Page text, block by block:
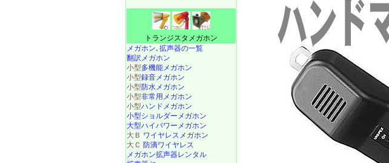
トランジスタメガホン
メガホン､拡声器の一覧
翻訳メガホン
小型多機能メガホン
小型録音メガホン
小型防水メガホン
小型非常用メガホン
小型ハンドメガホン
小型ショルダーメガホン
大型ハイパワーメガホン
大Ｂ ワイヤレスメガホン
大Ｃ 防滴ワイヤレス
メガホン拡声器レンタル